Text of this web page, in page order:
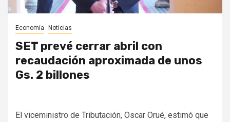
Economía Noticias
SET prevé cerrar abril con
recaudación aproximada de unos
Gs. 2 billones
El viceministro de Tributación, Oscar Orué, estimó que